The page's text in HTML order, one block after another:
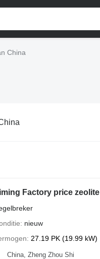
China
Factory price zeolite
nieuw
27.19 PK (19.99 kW)
China, Zheng Zhou Shi